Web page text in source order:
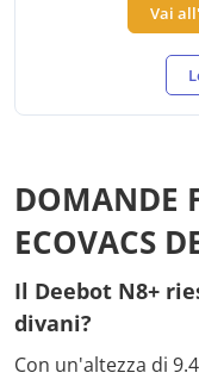
Vai
DOMANDE
ECOVACS
Il Deebot N8+
divani?
Con un'altezza di